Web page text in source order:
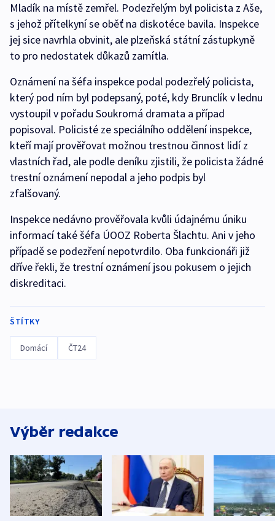
Mladík na místě zemřel. Podezřelým byl policista z Aše,
s jehož přítelkyní se oběť na diskotéce bavila. Inspekce
jej sice navrhla obvinit, ale plzeňská státní zástupkyně
to pro nedostatek důkazů zamítla.
Oznámení na šéfa inspekce podal podezřelý policista,
který pod ním byl podepsaný, poté, kdy Brunclík v lednu
vystoupil v pořadu Soukromá dramata a případ
popisoval. Policisté ze speciálního oddělení inspekce,
kteří mají prověřovat možnou trestnou činnost lidí z
vlastních řad, ale podle deníku zjistili, že policista žádné
trestní oznámení nepodal a jeho podpis byl
zfalšovaný.
Inspekce nedávno prověřovala kvůli údajnému úniku
informací také šéfa ÚOOZ Roberta Šlachtu. Ani v jeho
případě se podezření nepotvrdilo. Oba funkcionáři již
dříve řekli, že trestní oznámení jsou pokusem o jejich
diskreditaci.
ŠTÍTKY
Domácí ČT24
Výběr redakce